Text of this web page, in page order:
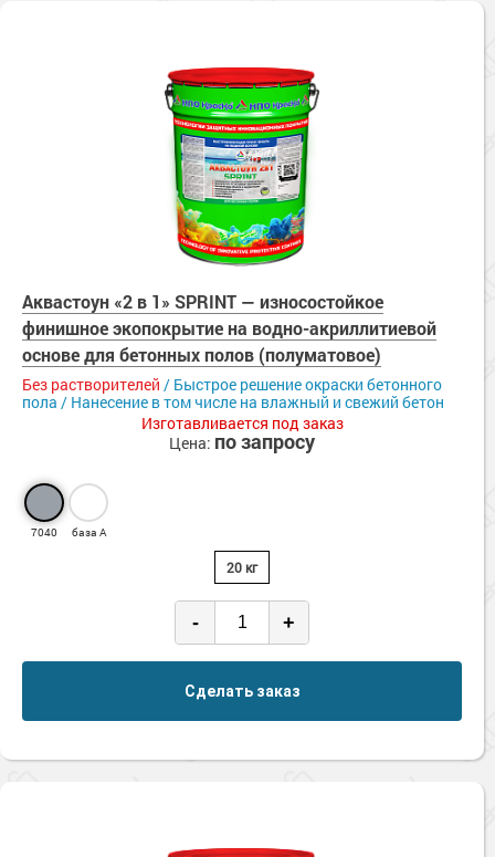
Аквастоун «2 в 1» SPRINT — износостойкое
финишное экопокрытие на водно-акриллитиевой
основе для бетонных полов (полуматовое)
Без растворителей / Быстрое решение окраски бетонного
пола / Нанесение в том числе на влажный и свежий бетон
Изготавливается под заказ
Цена: по запросу
7040 база А
20 кг
- +
Сделать заказ